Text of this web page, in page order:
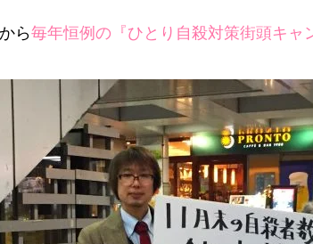
ら毎年恒例の『ひとり自殺対策街頭キャ